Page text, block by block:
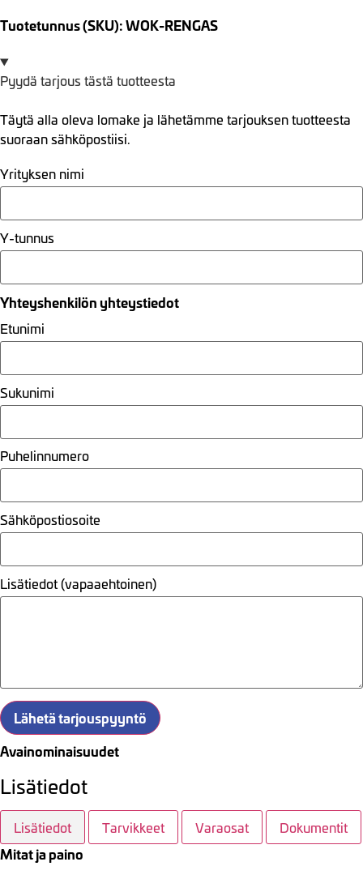
Tuotetunnus (SKU): WOK-RENGAS
Pyydä tarjous tästä tuotteesta
Täytä alla oleva lomake ja lähetämme tarjouksen tuotteesta
suoraan sähköpostiisi.
Yrityksen nimi
Y-tunnus
Yhteyshenkilön yhteystiedot
Etunimi
Sukunimi
Puhelinnumero
Sähköpostiosoite
Lisätiedot (vapaaehtoinen)
Lähetä tarjouspyyntö
Avainominaisuudet
Lisätiedot
Lisätiedot Tarvikkeet Varaosat Dokumentit
Mitat ja paino